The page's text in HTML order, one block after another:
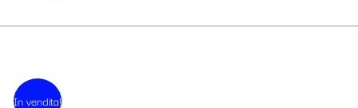
In vendita!
Trousseau